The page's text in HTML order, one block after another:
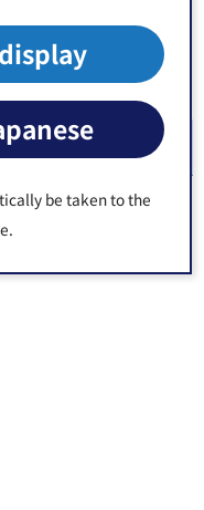
be taken to the